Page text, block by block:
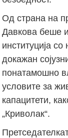
Од страна на
Давкова беше
институција
докажан
понатамошно
условите за
капацитети,
„Криволак“.